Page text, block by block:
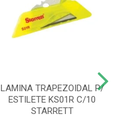
LAMINA TRAPEZOIDAL P/
ESTILETE KS01R C/10
STARRETT